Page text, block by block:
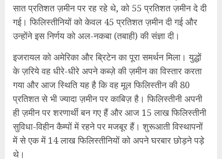
सुविधा-विहीन कैम्पों में रहने पर मजबूर हैं। शुरूआती विस्थापनों
में से एक में 14 लाख फिलिस्तीनियों को अपने घरबार छोड़ने पड़े
थे।
इन्हीं विस्थापितों में से प्रतिरोध की एक नायिका लैला ख़ालिद
उभरी थीं। वे “पॉपुलर फ्रंट फॉर द लिबरेशन ऑफ़ पेलेस्टाइन”
की सदस्य थीं। प्रतिरोध के एक अन्य बड़े नायक थे यासेर
अराफात, जिन्होंने बीच का रास्ता चुना और फिलिस्तीन को
वैश्विक मुद्दा बनाया। समाधान के कई प्रयास असफल हो गए
जिनमें ओस्लो समझौता शामिल है। जमीन को बांट कर वहां दो
देशों– फिलिस्तीन और इजरायल की स्थापना का प्रस्ताव